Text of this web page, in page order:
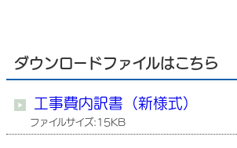
ダウンロードファイルはこちら
工事費内訳書（新様式）
ファイルサイズ:15KB